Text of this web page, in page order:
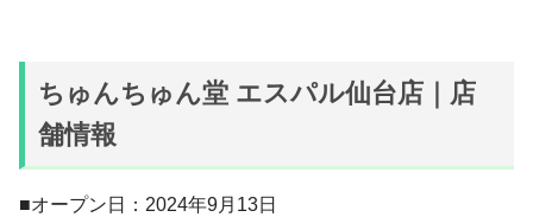
ちゅんちゅん堂 エスパル仙台店｜店
舗情報
■オープン日：2024年9月13日